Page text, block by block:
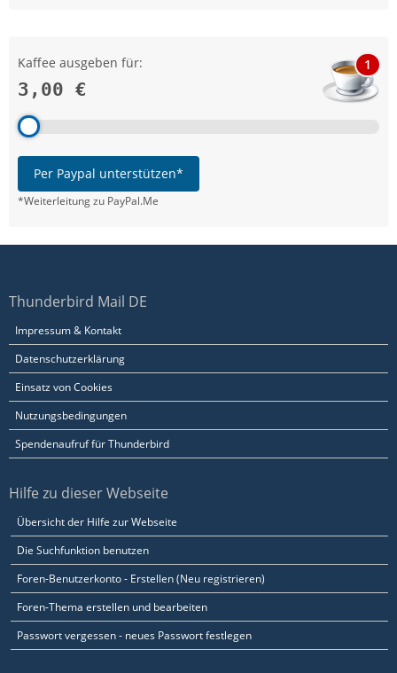
Kaffee ausgeben für:
3,00 €
1
Per Paypal unterstützen*
*Weiterleitung zu PayPal.Me
Thunderbird Mail DE
Impressum & Kontakt
Datenschutzerklärung
Einsatz von Cookies
Nutzungsbedingungen
Spendenaufruf für Thunderbird
Hilfe zu dieser Webseite
Übersicht der Hilfe zur Webseite
Die Suchfunktion benutzen
Foren-Benutzerkonto - Erstellen (Neu registrieren)
Foren-Thema erstellen und bearbeiten
Passwort vergessen - neues Passwort festlegen